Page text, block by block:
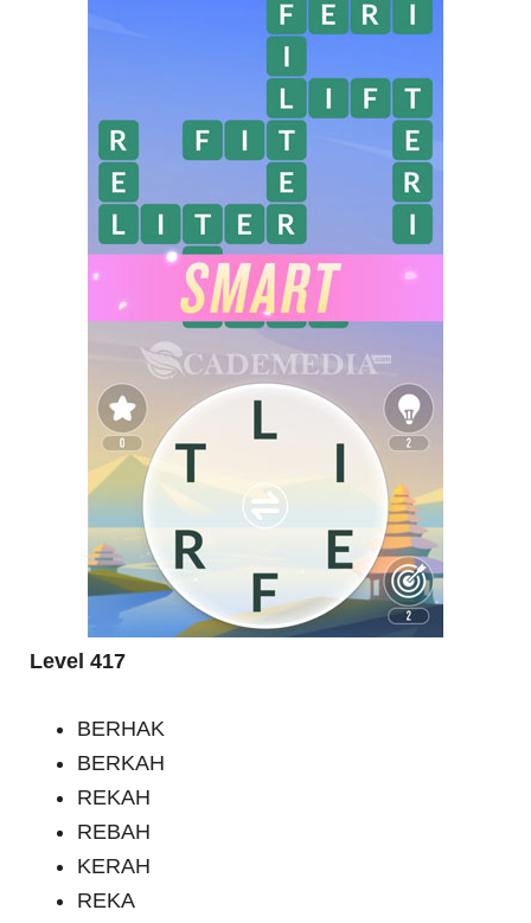
Level 417
BERHAK
BERKAH
REKAH
REBAH
KERAH
REKA